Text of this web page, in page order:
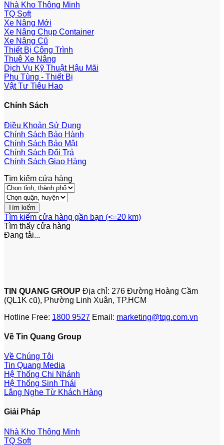
Nhà Kho Thông Minh
TQ Soft
Xe Nâng Mới
Xe Nâng Chụp Container
Xe Nâng Cũ
Thiết Bị Công Trình
Thuê Xe Nâng
Dịch Vụ Kỹ Thuật Hậu Mãi
Phụ Tùng - Thiết Bị
Vật Tư Tiêu Hao
Chính Sách
Điều Khoản Sử Dụng
Chính Sách Bảo Hành
Chính Sách Bảo Mật
Chính Sách Đổi Trả
Chính Sách Giao Hàng
Tìm kiếm cửa hàng
Tìm kiếm cửa hàng gần bạn (<=20 km)
Tìm thấy cửa hàng
Đang tải...
TIN QUANG GROUP Địa chỉ: 276 Đường Hoàng Cầm
(QL1K cũ), Phường Linh Xuân, TP.HCM
Hotline Free: 1800 9527 Email: marketing@tqg.com.vn
Về Tin Quang Group
Về Chúng Tôi
Tin Quang Media
Hệ Thống Chi Nhánh
Hệ Thống Sinh Thái
Lắng Nghe Từ Khách Hàng
Giải Pháp
Nhà Kho Thông Minh
TQ Soft